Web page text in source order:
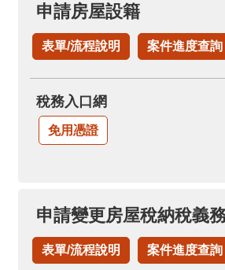
申請房屋設籍
表單/流程說明 案件進度查詢
稅務入口網
免用憑證
申請變更房屋稅納稅義
表單/流程說明 案件進度查詢